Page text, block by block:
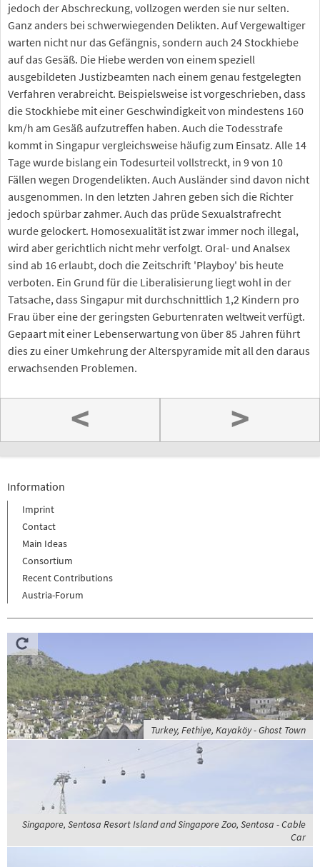
jedoch der Abschreckung, vollzogen werden sie nur selten.
Ganz anders bei schwerwiegenden Delikten. Auf Vergewaltiger
warten nicht nur das Gefängnis, sondern auch 24 Stockhiebe
auf das Gesäß. Die Hiebe werden von einem speziell
ausgebildeten Justizbeamten nach einem genau festgelegten
Verfahren verabreicht. Beispielsweise ist vorgeschrieben, dass
die Stockhiebe mit einer Geschwindigkeit von mindestens 160
km/h am Gesäß aufzutreffen haben. Auch die Todesstrafe
kommt in Singapur vergleichsweise häufig zum Einsatz. Alle 14
Tage wurde bislang ein Todesurteil vollstreckt, in 9 von 10
Fällen wegen Drogendelikten. Auch Ausländer sind davon nicht
ausgenommen. In den letzten Jahren geben sich die Richter
jedoch spürbar zahmer. Auch das prüde Sexualstrafrecht
wurde gelockert. Homosexualität ist zwar immer noch illegal,
wird aber gerichtlich nicht mehr verfolgt. Oral- und Analsex
sind ab 16 erlaubt, doch die Zeitschrift 'Playboy' bis heute
verboten. Ein Grund für die Liberalisierung liegt wohl in der
Tatsache, dass Singapur mit durchschnittlich 1,2 Kindern pro
Frau über eine der geringsten Geburtenraten weltweit verfügt.
Gepaart mit einer Lebenserwartung von über 85 Jahren führt
dies zu einer Umkehrung der Alterspyramide mit all den daraus
erwachsenden Problemen.
< >
Information
Imprint
Contact
Main Ideas
Consortium
Recent Contributions
Austria-Forum
Turkey, Fethiye, Kayaköy - Ghost Town
Singapore, Sentosa Resort Island and Singapore Zoo, Sentosa - Cable
Car